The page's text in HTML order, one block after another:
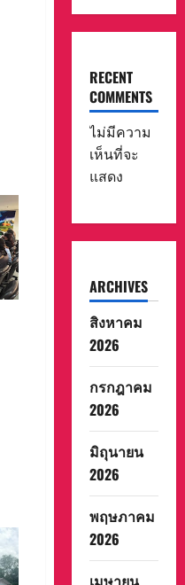
RECENT
COMMENTS
ไม่มีความ
เห็นที่จะ
แสดง
ARCHIVES
สิงหาคม
2026
กรกฎาคม
2026
มิถุนายน
2026
พฤษภาคม
2026
เมษายน